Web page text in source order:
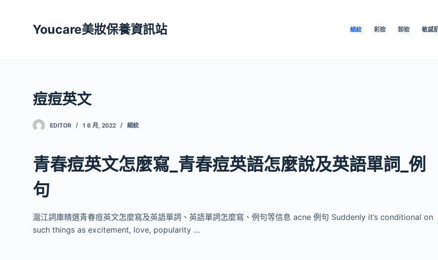
Youcare美妝保養資訊站 細紋 彩妝 卸妝 敏感
痘痘英文
EDITOR 1 6 月, 2022 細紋
青春痘英文怎麼寫_青春痘英語怎麼說及英語單詞_例
句
滬江詞庫精選青春痘英文怎麼寫及英語單詞、英語單詞怎麼寫、例句等信息 acne 例句 Suddenly it’s conditional on
such things as excitement, love, popularity …